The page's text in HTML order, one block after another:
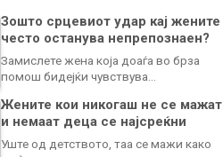
Зошто срцевиот удар кај жените
често останува непрепознаен?
Замислете жена која доаѓа во брза
помош бидејќи чувствува…
Жените кои никогаш не се мажат
и немаат деца се најсреќни
Уште од детството, таа се мажи како